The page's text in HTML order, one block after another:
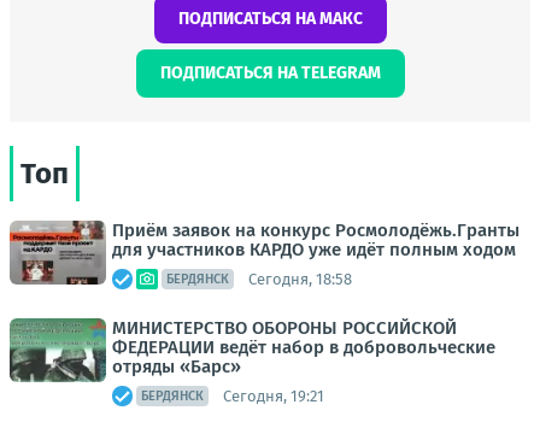
ПОДПИСАТЬСЯ НА МАКС
ПОДПИСАТЬСЯ НА TELEGRAM
Топ
Приём заявок на конкурс Росмолодёжь.Гранты
для участников КАРДО уже идёт полным ходом
БЕРДЯНСК Сегодня, 18:58
МИНИСТЕРСТВО ОБОРОНЫ РОССИЙСКОЙ
ФЕДЕРАЦИИ ведёт набор в добровольческие
отряды «Барс»
БЕРДЯНСК Сегодня, 19:21